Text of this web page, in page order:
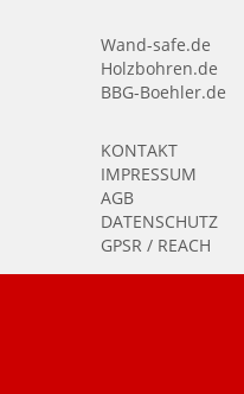
Wand-safe.de
Holzbohren.de
BBG-Boehler.de
KONTAKT
IMPRESSUM
AGB
DATENSCHUTZ
GPSR / REACH